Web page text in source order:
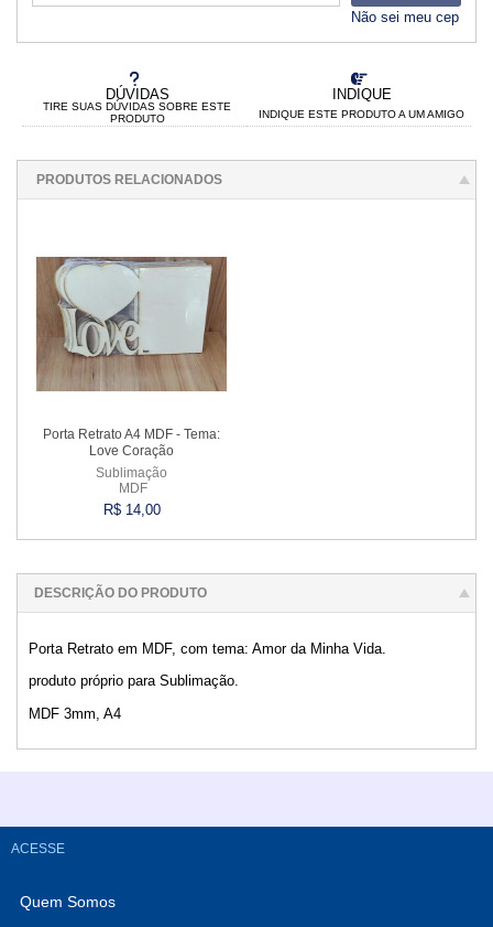
DÚVIDAS
TIRE SUAS DÚVIDAS SOBRE ESTE
PRODUTO
INDIQUE
INDIQUE ESTE PRODUTO A UM AMIGO
Não sei meu cep
PRODUTOS RELACIONADOS
Porta Retrato A4 MDF - Tema:
Love Coração
Sublimação
MDF
R$ 14,00
DESCRIÇÃO DO PRODUTO
Porta Retrato em MDF, com tema: Amor da Minha Vida.
produto próprio para Sublimação.
MDF 3mm, A4
ACESSE
Quem Somos